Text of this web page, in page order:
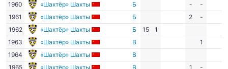
1960
«Шахтёр» Шахты Б -
-
1961
«Шахтёр» Шахты Б 2
-
1962
«Шахтёр» Шахты Б 15
1
1963
«Шахтёр» Шахты В
1
1964
«Шахтёр» Шахты
В
1965
«Шахтёр» Шахты В 1 -